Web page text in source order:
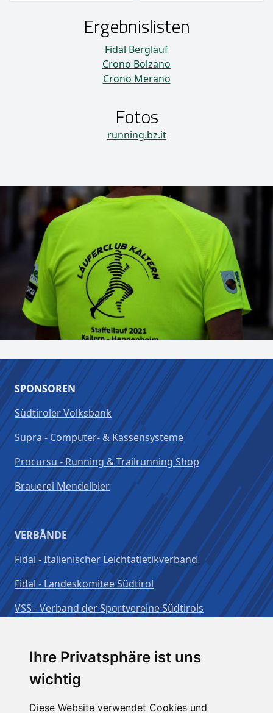
Ihre Privatsphäre ist uns
wichtig
Diese Website verwendet Cookies und
Ergebnislisten
Fidal Berglauf
Crono Bolzano
Crono Merano
Fotos
running.bz.it
SPONSOREN
Südtiroler Volksbank
Supra - Computer- & Kassensysteme
Procursu - Running & Trailrunning Shop
Brauerei Mendelbier
VERBÄNDE
Fidal - Italienischer Leichtatletikverband
Fidal - Landeskomitee Südtirol
VSS - Verband der Sportvereine Südtirols
Benutzername: